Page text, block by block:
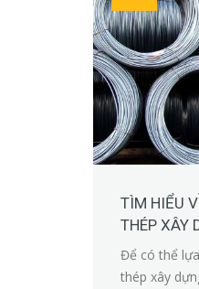
TÌM HIỂU
THÉP XÂY
Để có thể
thép xây